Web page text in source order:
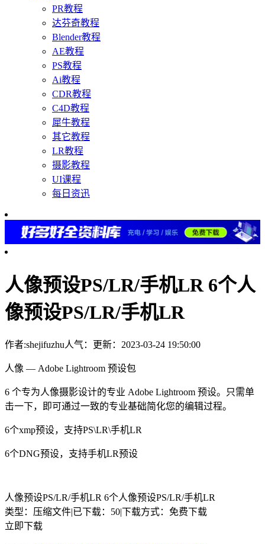
PR教程
达芬奇教程
Blender教程
AE教程
PS教程
Ai教程
CDR教程
C4D教程
犀牛教程
其它教程
LR教程
摄影教程
UI课程
每日资迅
人像预设PS/LR/手机LR 6个人
像预设PS/LR/手机LR
作者:shejifuzhu人气： 更新：2023-03-24 19:50:00
人像 — Adobe Lightroom 预设包
6 个专为人像摄影设计的专业 Adobe Lightroom 预设。只需单
击一下，即可通过一致的专业基础简化您的编辑过程。
6个xmp预设，支持PS\LR\手机LR
6个DNG预设，支持手机LR预设
人像预设PS/LR/手机LR 6个人像预设PS/LR/手机LR
类型：压缩文件|已下载：50|下载方式：免费下载
立即下载